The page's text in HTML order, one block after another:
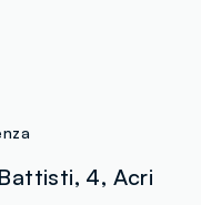
4, Acri